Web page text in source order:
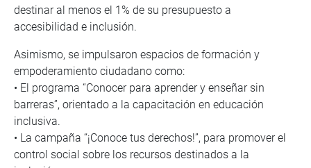
destinar al menos el 1% de su presupuesto a
accesibilidad e inclusión.
Asimismo, se impulsaron espacios de formación y
empoderamiento ciudadano como:
• El programa “Conocer para aprender y enseñar sin
barreras”, orientado a la capacitación en educación
inclusiva.
• La campaña “¡Conoce tus derechos!”, para promover el
control social sobre los recursos destinados a la